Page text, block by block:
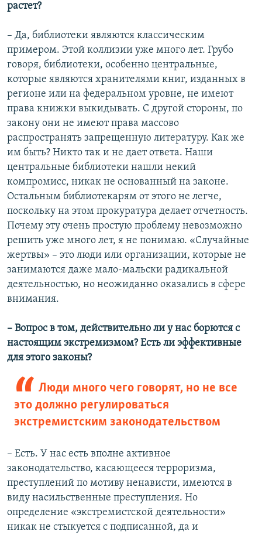
растет?
– Да, библиотеки являются классическим
примером. Этой коллизии уже много лет. Грубо
говоря, библиотеки, особенно центральные,
которые являются хранителями книг, изданных в
регионе или на федеральном уровне, не имеют
права книжки выкидывать. С другой стороны, по
закону они не имеют права массово
распространять запрещенную литературу. Как же
им быть? Никто так и не дает ответа. Наши
центральные библиотеки нашли некий
компромисс, никак не основанный на законе.
Остальным библиотекарям от этого не легче,
поскольку на этом прокуратура делает отчетность.
Почему эту очень простую проблему невозможно
решить уже много лет, я не понимаю. «Случайные
жертвы» – это люди или организации, которые не
занимаются даже мало-мальски радикальной
деятельностью, но неожиданно оказались в сфере
внимания.
– Вопрос в том, действительно ли у нас борются с
настоящим экстремизмом? Есть ли эффективные
для этого законы?
Люди много чего говорят, но не все
это должно регулироваться
экстремистским законодательством
– Есть. У нас есть вполне активное
законодательство, касающееся терроризма,
преступлений по мотиву ненависти, имеются в
виду насильственные преступления. Но
определение «экстремистской деятельности»
никак не стыкуется с подписанной, да и